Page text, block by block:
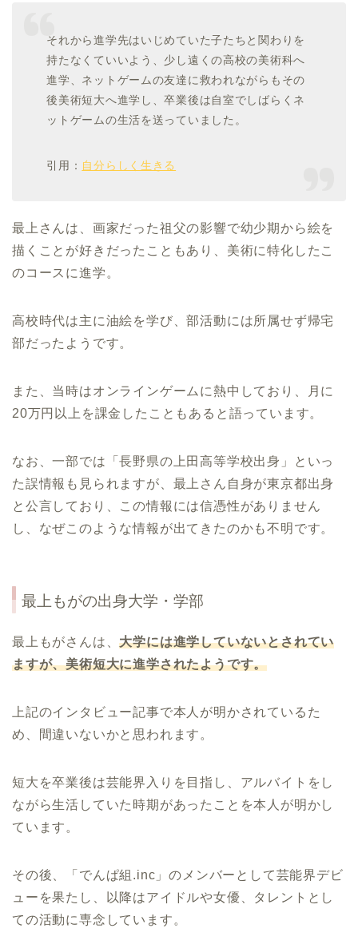
それから進学先はいじめていた子たちと関わりを
持たなくていいよう、少し遠くの高校の美術科へ
進学、ネットゲームの友達に救われながらもその
後美術短大へ進学し、卒業後は自室でしばらくネ
ットゲームの生活を送っていました。
引用： 自分らしく生きる
最上さんは、画家だった祖父の影響で幼少期から絵を
描くことが好きだったこともあり、美術に特化したこ
のコースに進学。
高校時代は主に油絵を学び、部活動には所属せず帰宅
部だったようです。
また、当時はオンラインゲームに熱中しており、月に
20万円以上を課金したこともあると語っています。
なお、一部では「長野県の上田高等学校出身」といっ
た誤情報も見られますが、最上さん自身が東京都出身
と公言しており、この情報には信憑性がありません
し、なぜこのような情報が出てきたのかも不明です。
最上もがの出身大学・学部
最上もがさんは、大学には進学していないとされてい
ますが、美術短大に進学されたようです。
上記のインタビュー記事で本人が明かされているた
め、間違いないかと思われます。
短大を卒業後は芸能界入りを目指し、アルバイトをし
ながら生活していた時期があったことを本人が明かし
ています。
その後、「でんぱ組.inc」のメンバーとして芸能界デビ
ューを果たし、以降はアイドルや女優、タレントとし
ての活動に専念しています。